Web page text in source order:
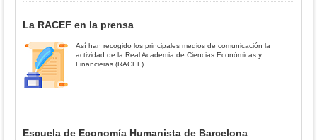
La RACEF en la prensa
Así han recogido los principales medios de comunicación la
actividad de la Real Academia de Ciencias Económicas y
Financieras (RACEF)
Escuela de Economía Humanista de Barcelona